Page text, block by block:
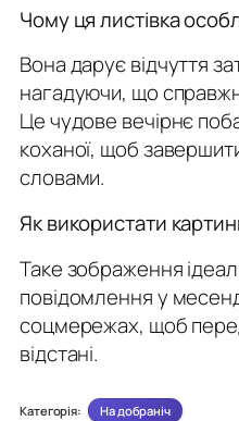
Чому ця листівка
Вона дарує відчуття
нагадуючи, що
Це чудове вечірнє
коханої, щоб
словами.
Як використати
Таке зображення
повідомлення у
соцмережах, щоб
відстані.
Категорія: На добраніч